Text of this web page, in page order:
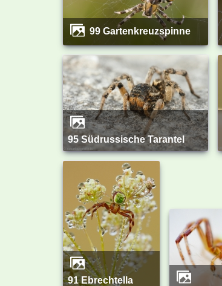
99 Gartenkreuzspinne
95 Südrussische Tarantel
91 Ebrechtella